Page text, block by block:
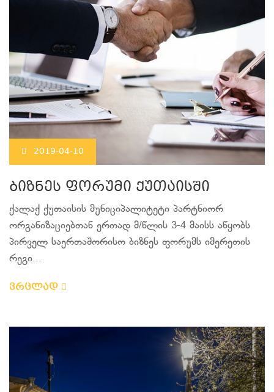
2019-04-10
ბიზნეს ფორუმი ქუთაისში
ქალაქ ქუთაისის მუნიციპალიტეტი პარტნიორ
ორგანიზაციებთან ერთად მ/წლის 3-4 მაისს აწყობს
პირველ საერთაშორისო ბიზნეს ფორუმს იმერეთის
რეგი...
ვრცლად